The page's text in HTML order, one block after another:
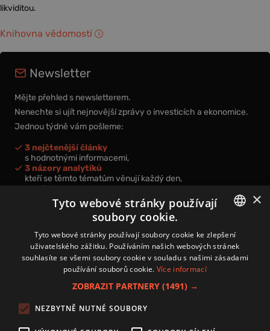
likviditou.
Knihovna vědomostí
Newsletter
Mějte přehled s newsletterem.
Nenechte si ujít nejnovější zprávy o investicích a ekonomice.
Jednou týdně vám pošleme:
3 nejčtenější články
s hodnotnými informacemi,
3 názory analytiků
kteří se těmto tématům věnují každý den,
nová videa a podcasty
k prohloubení vašich znalostí.
Přihlášením k newsletteru vyjadřujete svůj souhlas spodmínkami
zpracování osobních údajů.
Zásady používání souborů cookies
CZECH
×
Tyto webové stránky používají
soubory cookie.
Tyto webové stránky používají soubory cookie ke zlepšení
uživatelského zážitku. Používáním našich webových stránek
souhlasíte se všemi soubory cookie v souladu s našimi zásadami
používání souborů cookie. Více informací
ZOBRAZIT PARTNERY (1491) →
NEZBYTNĚ NUTNÉ SOUBORY